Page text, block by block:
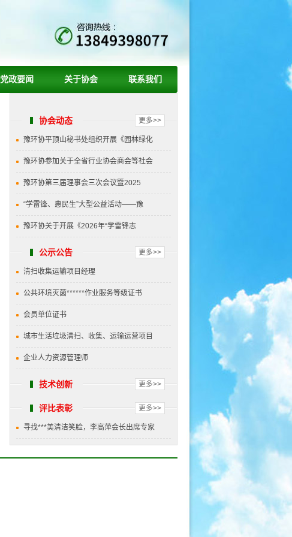
党政要闻 关于协会 联系我们
更多>>
协会动态
豫环协平顶山秘书处组织开展《园林绿化
豫环协参加关于全省行业协会商会等社会
豫环协第三届理事会三次会议暨2025
“学雷锋、惠民生”大型公益活动——豫
豫环协关于开展《2026年“学雷锋志
更多>>
公示公告
清扫收集运输项目经理
公共环境灭菌******作业服务等级证书
会员单位证书
城市生活垃圾清扫、收集、运输运营项目
企业人力资源管理师
更多>>
技术创新
更多>>
评比表彰
寻找***美清洁笑脸，李高萍会长出席专家